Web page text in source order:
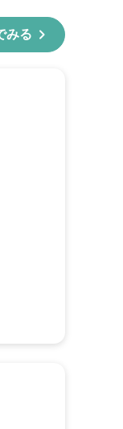
みる chevron_right